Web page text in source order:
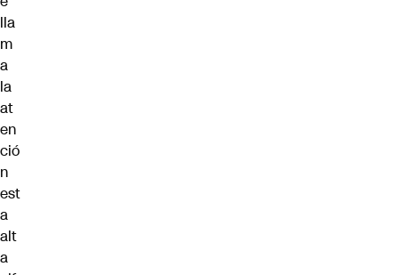
lla
m
a
la
at
en
ció
n
est
a
alt
a